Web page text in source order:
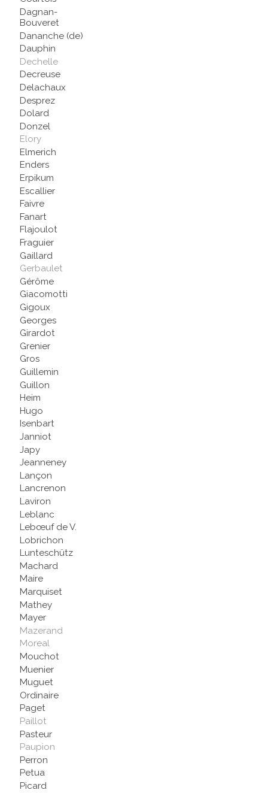
Dagnan-
Bouveret
Dananche (de)
Dauphin
Dechelle
Decreuse
Delachaux
Desprez
Dolard
Donzel
Elory
Elmerich
Enders
Erpikum
Escallier
Faivre
Fanart
Flajoulot
Fraguier
Gaillard
Gerbaulet
Gérôme
Giacomotti
Gigoux
Georges
Girardot
Grenier
Gros
Guillemin
Guillon
Heim
Hugo
Isenbart
Janniot
Japy
Jeanneney
Lançon
Lancrenon
Laviron
Leblanc
Lebœuf de V.
Lobrichon
Lunteschütz
Machard
Maire
Marquiset
Mathey
Mayer
Mazerand
Moreal
Mouchot
Muenier
Muguet
Ordinaire
Paget
Paillot
Pasteur
Paupion
Perron
Petua
Picard